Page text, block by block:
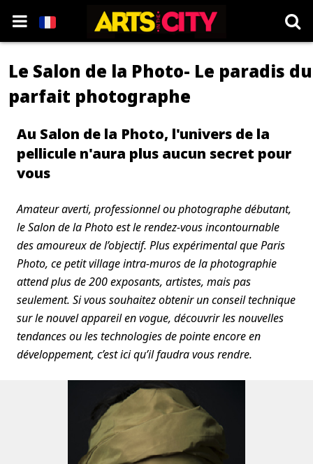
Le Salon de la Photo- Le paradis du
parfait photographe
Au Salon de la Photo, l'univers de la
pellicule n'aura plus aucun secret pour
vous
Amateur averti, professionnel ou photographe débutant,
le Salon de la Photo est le rendez-vous incontournable
des amoureux de l’objectif. Plus expérimental que Paris
Photo, ce petit village intra-muros de la photographie
attend plus de 200 exposants, artistes, mais pas
seulement. Si vous souhaitez obtenir un conseil technique
sur le nouvel appareil en vogue, découvrir les nouvelles
tendances ou les technologies de pointe encore en
développement, c’est ici qu’il faudra vous rendre.